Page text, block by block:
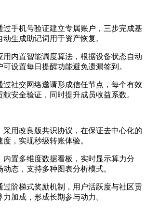
过手机号验证建立专属账户，三步完成基
生成助记词用于资产恢复。
用内置智能调度算法，根据设备状态自动
设置每日提醒功能避免遗漏签到。
过社交网络邀请形成信任节点，每个有效
安全验证，同时提升成员收益系数。
采用改良版共识协议，在保证去中心化的
，实现秒级转账体验。
内置多维度数据看板，实时显示算力分
态，支持多种图表分析模式。
过阶梯式奖励机制，用户活跃度与社区贡
加成，形成长期参与动力。